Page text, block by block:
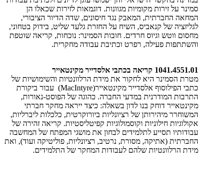
סמינר על זירות מקומיות מגוונות. דוגמאות לזירות שכאלו הן
המחאה החברתית, המאבק נגד חיסונים, שדה הדיור הציבורי,
לגליזציה של קנאביס, השיח על החזרת גלעד שליט, בידוק בטחוני,
מחסום ווטש וגיוס חרדים. חובות הסמינר: נוכחות, קריאה שוטפת
והשתתפות פעילה, רפרט וכתיבת עבודה מחקרית.
1041.4551.01 קריאה בכתבי אלסדייר מקינטאייר
מטרת הסמינר היא לחקור את מידת הרלוונטיות והשימושיות של
כתבי הפילוסוף אלסדייר מקינטאייר(MacIntyre) עבור ביקורת
התרבות המודרנית במדעי החברה. כהוגה של הפוסט-נאורות,
מקינטאייר דוחק בנו לדון בשאלה: כיצד ייראה מחקר חברתי
המשוחרר מיהירותן של רציונליות ביורוקרטית, כלכלות ליברליות,
אקולוגיות חילוניות וקוסמולוגיות קפיטליסטיות. קריאה זהירה של
עבודותיו תסייע לתלמידים לבחון את מושגי המפתח של המחשבה
החברתית (אתיקה, מסורת, נרטיב, רציונליות, פוליטיקה ועוד), ואת
מידת הרלוונטיות שלהם לעבודות המחקר של התלמידים.